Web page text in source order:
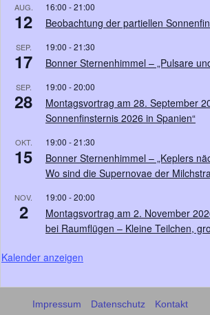
AUG.
12
16:00 -21:00
Beobachtung der partiellen
SEP.
17
19:00 -21:30
Bonner Sternenhimmel – „Pulsare
SEP.
28
19:00 -20:00
Montagsvortrag am 28. September
Sonnenfinsternis 2026 in Spanien“
OKT.
15
19:00 -21:30
Bonner Sternenhimmel – „Keplers
Wo sind die Supernovae der
NOV.
2
19:00 -20:00
Montagsvortrag am 2. November
bei Raumflügen – Kleine Teilchen,
Kalender anzeigen
Impressum Datenschutz Kontakt